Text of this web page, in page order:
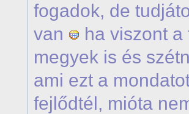
fogadok, de
van
ha viszont
megyek is és
ami ezt a
fejlődtél, mióta